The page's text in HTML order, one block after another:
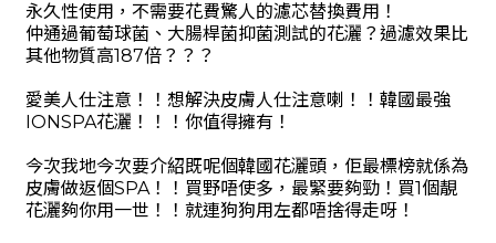
永久性使用，不需要花費驚人的濾芯替換費用！
仲通過葡萄球菌、大腸桿菌抑菌測試的花灑？過濾效果比
其他物質高187倍？？？
愛美人仕注意！！想解決皮膚人仕注意喇！！韓國最強
IONSPA花灑！！！你值得擁有！
今次我地今次要介紹既呢個韓國花灑頭，佢最標榜就係為
皮膚做返個SPA！！買野唔使多，最緊要夠勁！買1個靚
花灑夠你用一世！！就連狗狗用左都唔捨得走呀！